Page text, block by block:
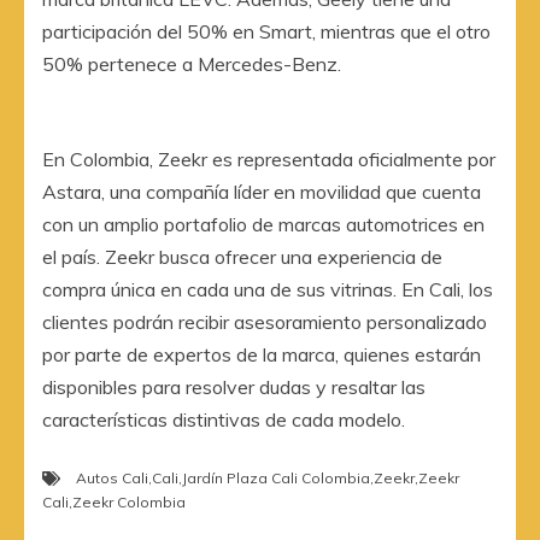
participación del 50% en Smart, mientras que el otro
50% pertenece a Mercedes-Benz.
En Colombia, Zeekr es representada oficialmente por
Astara, una compañía líder en movilidad que cuenta
con un amplio portafolio de marcas automotrices en
el país. Zeekr busca ofrecer una experiencia de
compra única en cada una de sus vitrinas. En Cali, los
clientes podrán recibir asesoramiento personalizado
por parte de expertos de la marca, quienes estarán
disponibles para resolver dudas y resaltar las
características distintivas de cada modelo.
Autos Cali Cali Jardín Plaza Cali Colombia Zeekr, Zeekr
Cali Zeekr Colombia